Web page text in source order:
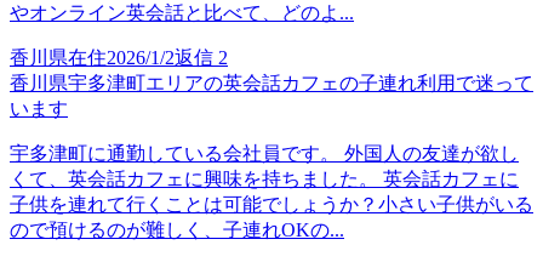
やオンライン英会話と比べて、どのよ...
香川県在住2026/1/2返信 2
香川県宇多津町エリアの英会話カフェの子連れ利用で迷って
います
宇多津町に通勤している会社員です。 外国人の友達が欲し
くて、英会話カフェに興味を持ちました。 英会話カフェに
子供を連れて行くことは可能でしょうか？小さい子供がいる
ので預けるのが難しく、子連れOKの...